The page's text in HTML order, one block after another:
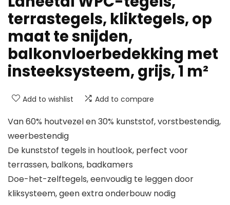
terrastegels, kliktegels, op
maat te snijden,
balkonvloerbedekking met
insteeksysteem, grijs, 1 m²
Add to wishlist Add to compare
Van 60% houtvezel en 30% kunststof, vorstbestendig,
weerbestendig
De kunststof tegels in houtlook, perfect voor
terrassen, balkons, badkamers
Doe-het-zelftegels, eenvoudig te leggen door
kliksysteem, geen extra onderbouw nodig